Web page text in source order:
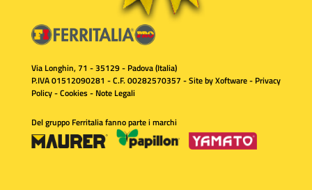
Via Longhin, 71 - 35129 - Padova (Italia)
P.IVA 01512090281 - C.F. 00282570357 - Site byXoftware- Privacy
Policy-Cookies- Note Legali
Del gruppo Ferritalia fanno parte i marchi